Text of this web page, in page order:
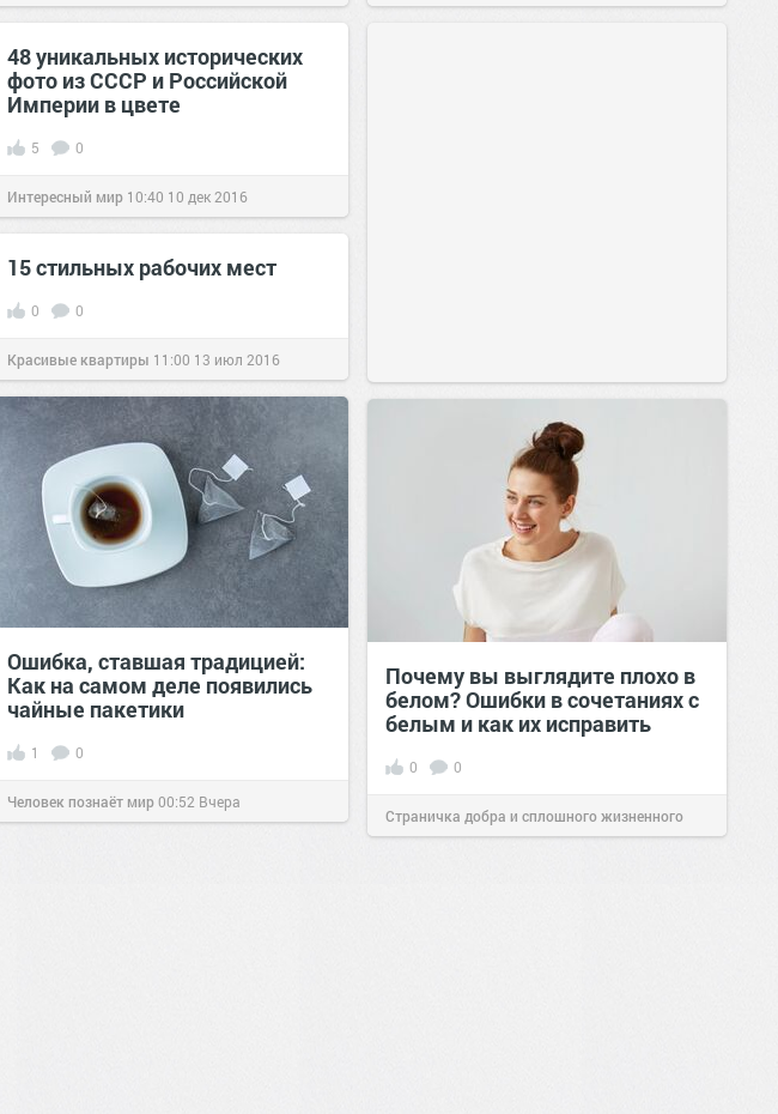
48 уникальных исторических
фото из СССР и Российской
Империи в цвете
5 0
Интересный мир 10:40 10 дек 2016
15 стильных рабочих мест
0 0
Красивые квартиры 11:00 13 июл 2016
Ошибка, ставшая традицией:
Как на самом деле появились
чайные пакетики
1 0
Человек познаёт мир00:52 Вчера
Почему вы выглядите плохо в
белом? Ошибки в сочетаниях с
белым и как их исправить
0 0
Страничка добра и сплошного жизненного